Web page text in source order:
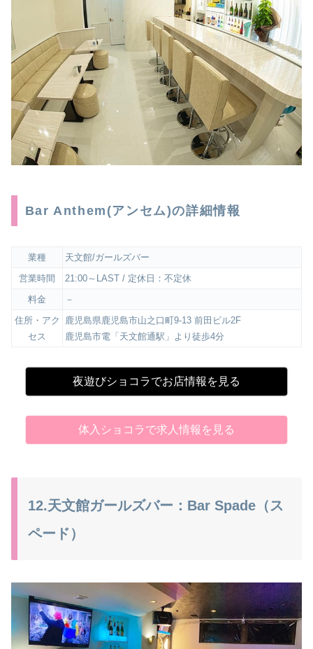
Bar Anthem(アンセム)の詳細情報
業種
天文館/ガールズバー
営業時間
21:00～LAST / 定休日：不定休
料金
－
住所・アク
セス
鹿児島県鹿児島市山之口町9-13 前田ビル2F
鹿児島市電「天文館通駅」より徒歩4分
夜遊びショコラでお店情報を見る
体入ショコラで求人情報を見る
12.天文館ガールズバー：Bar Spade（ス
ペード）